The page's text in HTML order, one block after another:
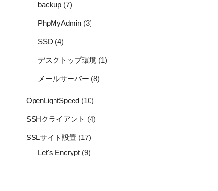
backup (7)
PhpMyAdmin (3)
SSD (4)
デスクトップ環境 (1)
メールサーバー (8)
OpenLightSpeed (10)
SSHクライアント (4)
SSLサイト設置 (17)
Let's Encrypt (9)